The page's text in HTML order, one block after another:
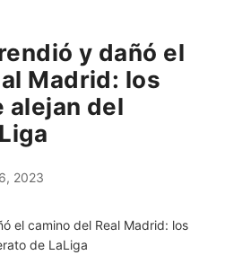
y dañó el
Madrid: los
alejan del
2023